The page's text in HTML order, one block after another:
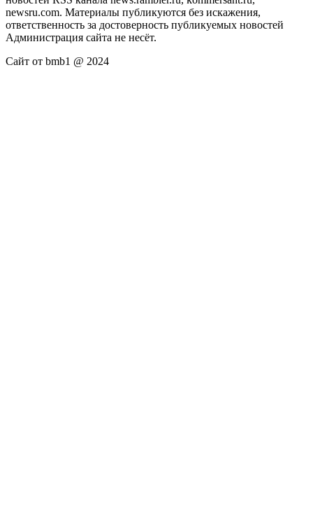
newsru.com. Материалы публикуются без искажения,
ответственность за достоверность публикуемых новостей
Администрация сайта не несёт.
Сайт от bmb1 @ 2024